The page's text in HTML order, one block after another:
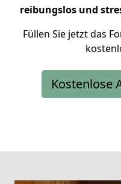
reibungslos und
Füllen Sie jetzt das
Kostenlose